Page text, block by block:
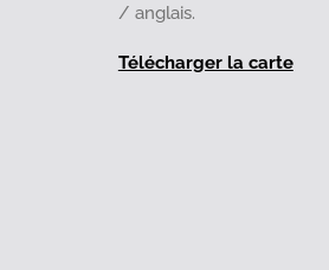
/ anglais.
Télécharger la carte